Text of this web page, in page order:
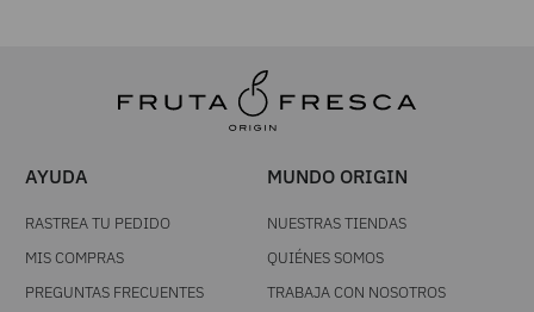
AYUDA
RASTREA TU PEDIDO
MIS COMPRAS
PREGUNTAS FRECUENTES
MUNDO ORIGIN
NUESTRAS TIENDAS
QUIÉNES SOMOS
TRABAJA CON NOSOTROS